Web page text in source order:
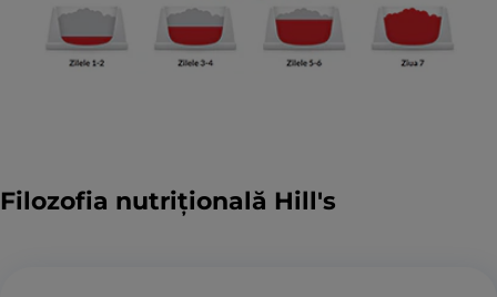
Filozofia nutrițională Hill's